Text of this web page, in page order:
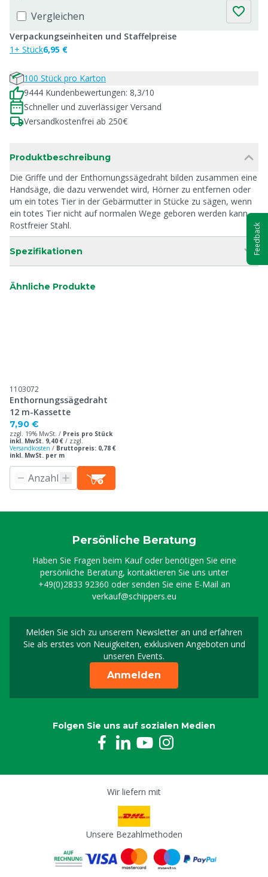
Vergleichen
Verpackungseinheiten und Staffelpreise
1+ Stück6,95 €
100 Stück pro Karton
9444 Kundenbewertungen: 8,3/10
Schneller und zuverlässiger Versand
Versandkostenfrei ab 250€
Produktbeschreibung
Die Griffe und der Enthornungssägedraht bilden zusammen eine
Handsäge, die dazu verwendet wird, Hörner zu entfernen oder
um ein totes Tier in der Gebärmutter in Stücke zu sägen, wenn
ein totes Tier nicht auf normalen Wege geboren werden kann.
Rostfreier Stahl.
Spezifikationen
Ähnliche Produkte
1103072
Enthornungssägedraht
12 m-Kassette
7,90 €
zzgl. 19% MwSt. / Preis pro Stück
inkl. MwSt. 9,40 € / zzgl.
Versandkosten / Bruttopreis: 0,78 €
inkl. MwSt. per m
Persönliche Beratung
Haben Sie Fragen beim Kauf oder benötigen Sie eine
persönliche Beratung, kontaktieren Sie uns unter
+49(0)2833 92360 oder senden Sie eine E-Mail an
verkauf@schippers.eu
Melden Sie sich zu unserem Newsletter an und erfahren
Sie als erstes von Neuigkeiten, exklusiven Angeboten und
unseren Events.
Melden Sie sich für
Anmelden
Folgen Sie uns auf sozialen Medien
Wir liefern mit
Unsere Bezahlmethoden
Feedback